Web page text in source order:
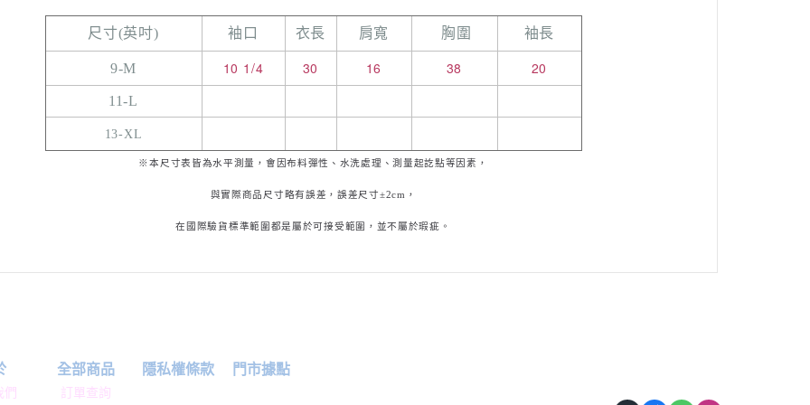
尺寸(英吋) 袖口 衣長 肩寬 胸圍 袖長
9-M 10 1/4 30 16 38 20
11-L
13-XL
※本尺寸表皆為水平測量，會因布料彈性、水洗處理、測量起訖點等因素，
與實際商品尺寸略有誤差，誤差尺寸±2cm，
在國際驗貨標準範圍都是屬於可接受範圍，並不屬於瑕疵。
們
全部商品
訂單查詢
隱私權條款 門市據點